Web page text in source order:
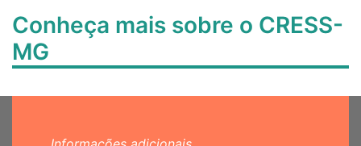
Conheça mais sobre o CRESS-
MG